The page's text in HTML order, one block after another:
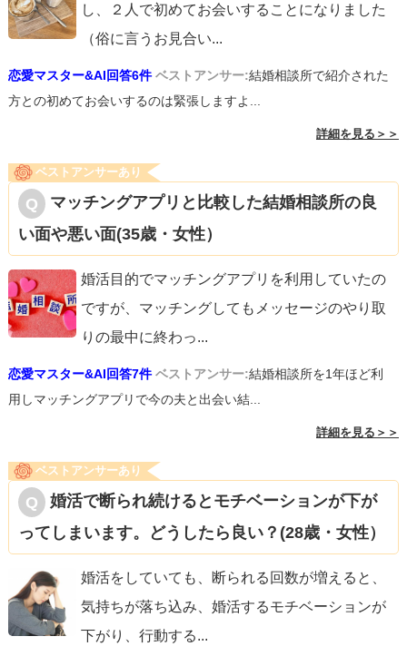
し、２人で初めてお会いすることになりました
（俗に言うお見合い...
恋愛マスター&AI回答6件 ベストアンサー:結婚相談所で紹介された
方との初めてお会いするのは緊張しますよ...
詳細を見る＞＞
ベストアンサーあり
マッチングアプリと比較した結婚相談所の良
い面や悪い面(35歳・女性）
婚活目的でマッチングアプリを利用していたの
ですが、マッチングしてもメッセージのやり取
りの最中に終わっ...
恋愛マスター&AI回答7件 ベストアンサー:結婚相談所を1年ほど利
用しマッチングアプリで今の夫と出会い結...
詳細を見る＞＞
ベストアンサーあり
婚活で断られ続けるとモチベーションが下が
ってしまいます。どうしたら良い？(28歳・女性）
婚活をしていても、断られる回数が増えると、
気持ちが落ち込み、婚活するモチベーションが
下がり、行動する...